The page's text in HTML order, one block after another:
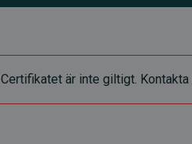
Certifikatet är inte giltigt.